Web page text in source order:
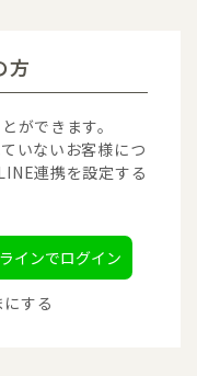
方
ができます。
いないお客様につ
連携を設定する
インでログイン
する